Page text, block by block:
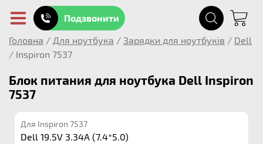
Подзвонити
Головна / Для ноутбука / Зарядки для ноутбуків / Dell
/ Inspiron 7537
Блок питания для ноутбука Dell Inspiron
7537
Для Inspiron 7537
Dell 19.5V 3.34A (7.4*5.0)